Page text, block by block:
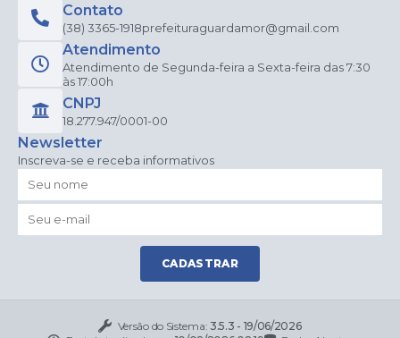
Contato
(38) 3365-1918prefeituraguardamor@gmail.com
Atendimento
Atendimento de Segunda-feira a Sexta-feira das 7:30
às 17:00h
CNPJ
18.277.947/0001-00
Newsletter
Inscreva-se e receba informativos
CADASTRAR
Versão do Sistema: 3.5.3 - 19/06/2026